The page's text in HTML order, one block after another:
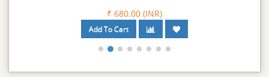
₹ 680.00 (INR)